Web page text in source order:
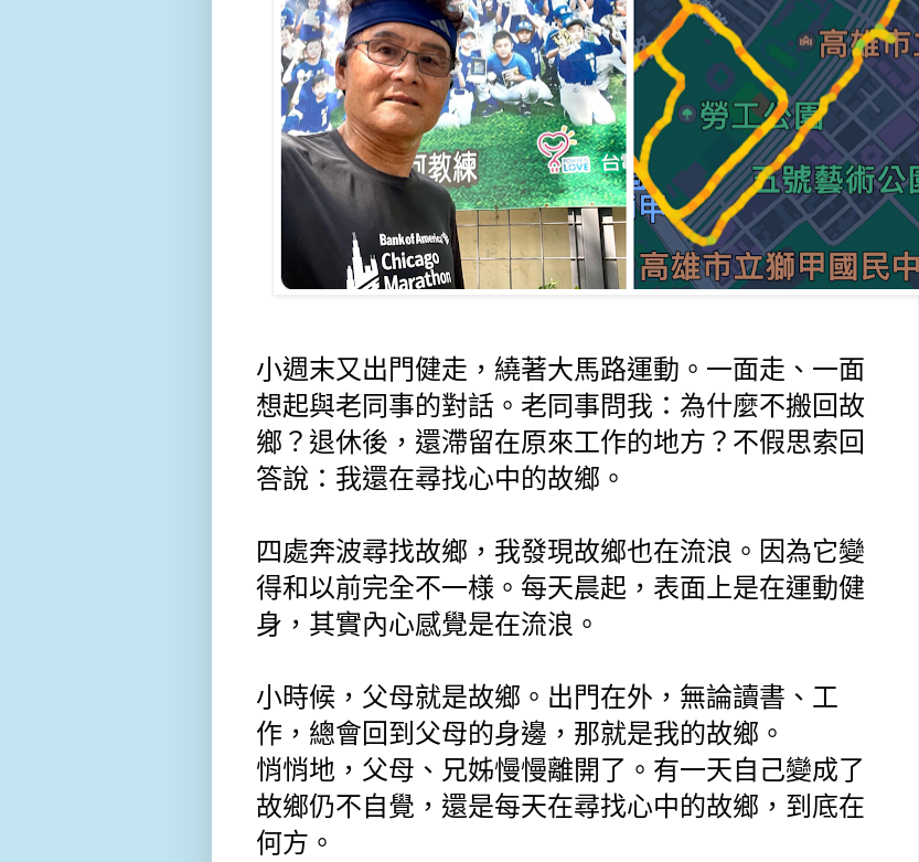
小週末又出門健走，繞著大馬路運動。一面走、一面
想起與老同事的對話。 老同事問我：為什麼不搬回故
鄉？退休後，還滯留在原來工作的地方？不假思索回
答說：我還在尋找心中的故鄉。
四處奔波尋找故鄉，我發現故鄉也在流浪。因為它變
得和以前完全不一様。每天晨起，表面上是在運動健
身，其實內心感覺是在流浪。
小時候，父母就是故鄉。出門在外，無論讀書、工
作，總會回到父母的身邊，那就是我的故鄉。
悄悄地，父母、兄姊慢慢離開了。有一天自己變成了
故鄉仍不自覺，還是每天在尋找心中的故鄉，到底在
何方。